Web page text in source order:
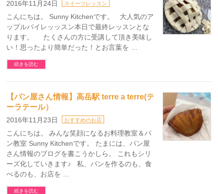
2016年11月24日 スイーツレッスン
こんにちは。 Sunny Kitchenです。 大人気のア
ップルパイレッッスン本日で最終レッスンとな
ります。 たくさんの方に受講して頂き美味し
い！思ったより簡単だった！とお言葉を …
続きを読む
【パン屋さん情報】高岳駅 terre a terre(テ
ーラテール）
2016年11月23日 おすすめのお店
こんにちは。 みんな笑顔になるお料理教室＆パ
ン教室 Sunny Kitchenです。 たまには、パン屋
さん情報のブログを書こうかしら。 これもシリ
ーズ化していきます♪ 私、パンを作るのも、食
べるのも、お店を …
続きを読む